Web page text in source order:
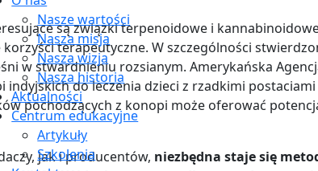
Nasze wartości
Nasza misja
Nasza wizja
Nasza historia
Aktualności
Centrum edukacyjne
Artykuły
Szkolenia
są związki terpenoidowe i
terapeutyczne. W szczególności
w stwardnieniu rozsianym. Amerykańska
indyjskich do leczenia dzieci z rzadkimi postaciami
pochodzących z konopi może oferować
jak i producentów, niezbędna staje się